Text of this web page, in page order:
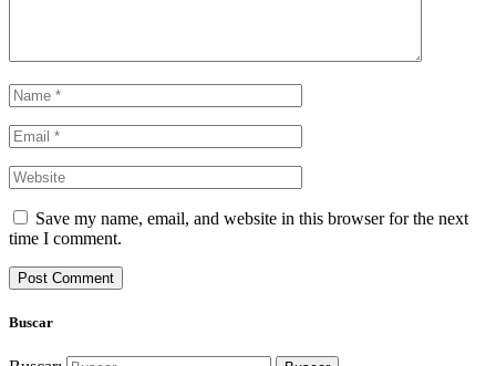
Save my name, email, and website in this browser for the next
time I comment.
Buscar